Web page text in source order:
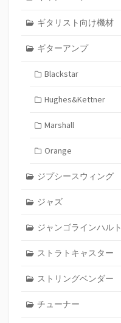
ギタリスト向け機材
ギターアンプ
Blackstar
Hughes&Kettner
Marshall
Orange
ジプシースウィング
ジャズ
ジャンゴラインハルト
ストラトキャスター
ストリングベンダー
チューナー